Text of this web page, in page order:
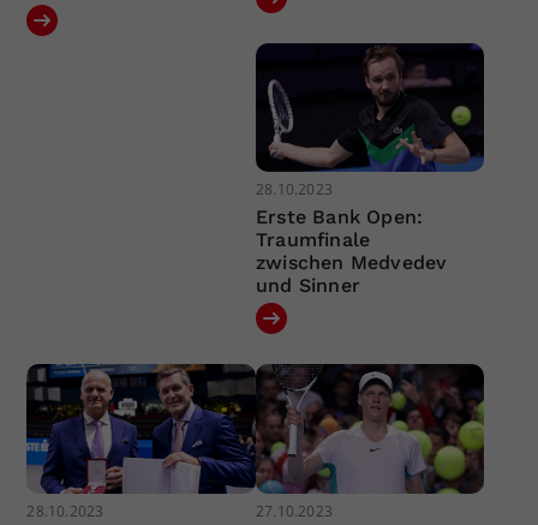
28.10.2023
Erste Bank Open:
Traumfinale
zwischen Medvedev
und Sinner
28.10.2023 27.10.2023